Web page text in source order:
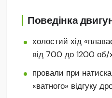
Поведінка
холостий хід
від 700 до 1200 об/
провали при
«ватного» відгуку